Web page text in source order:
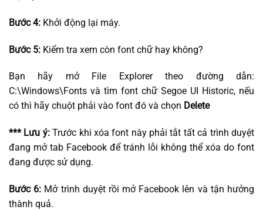
Bước 4: Khởi động lại máy.
Bước 5: Kiểm tra xem còn font chữ hay không?
Bạn hãy mở File Explorer theo đường dẫn:
C:\Windows\Fonts và tìm font chữ Segoe UI Historic, nếu
có thì hãy chuột phải vào font đó và chọn Delete
*** Lưu ý:Trước khi xóa font này phải tắt tất cả trình duyệt
đang mở tab Facebook để tránh lỗi không thể xóa do font
đang được sử dụng.
Bước 6: Mở trình duyệt rồi mở Facebook lên và tận hưởng
thành quả.